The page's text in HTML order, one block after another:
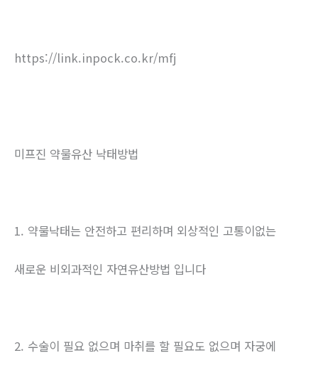
https://link.inpock.co.kr/mfj
미프진 약물유산 낙태방법
1. 약물낙태는 안전하고 편리하며 외상적인 고통이없는
새로운 비외과적인 자연유산방법 입니다
2. 수술이 필요 없으며 마취를 할 필요도 없으며 자궁에